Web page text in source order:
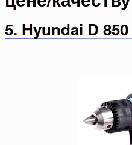
5. Hyundai D 850